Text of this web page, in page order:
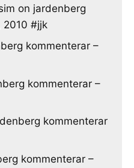
on jardenberg
2010 #jjk
kommenterar –
kommenterar –
kommenterar
kommenterar –